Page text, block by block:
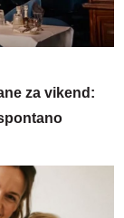
za vikend: